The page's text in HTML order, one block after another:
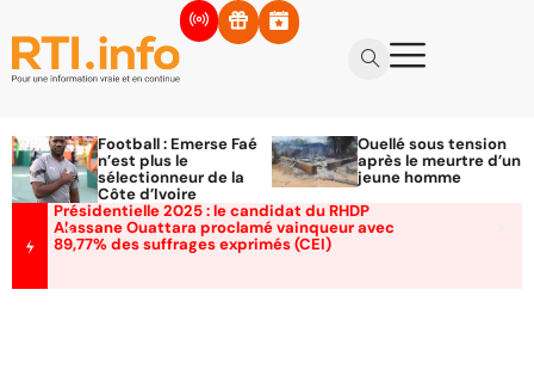
Football : Emerse Faé
n’est plus le
sélectionneur de la
Côte d’Ivoire
Ouellé sous tension
après le meurtre d’un
jeune homme
Présidentielle 2025 : le candidat du RHDP
Alassane Ouattara proclamé vainqueur avec
89,77% des suffrages exprimés (CEI)